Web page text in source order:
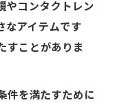
やコンタクトレン
なアイテムです
すことがありま
件を満たすために